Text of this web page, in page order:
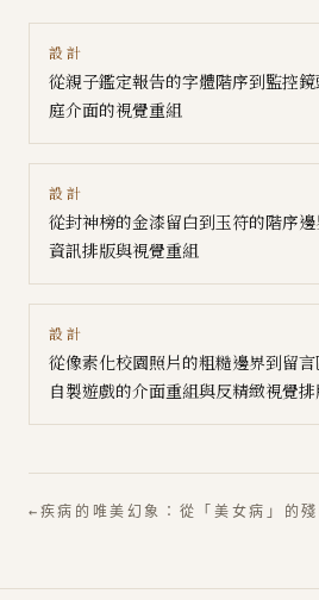
設計
從親子鑑定報告的字體階序到監控
庭介面的視覺重組
設計
從封神榜的金漆留白到玉符的階序
資訊排版與視覺重組
設計
從像素化校園照片的粗糙邊界到留
自製遊戲的介面重組與反精緻視覺
← 疾病的唯美幻象：從「美女病」的